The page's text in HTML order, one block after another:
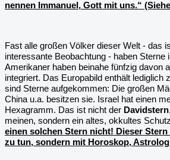
nennen Immanuel, Gott mit uns.“
Fast alle großen Völker dieser Welt - das
interessante Beobachtung - haben Sterne
Amerikaner haben beinahe fünfzig davon
integriert. Das Europabild enthält lediglich
sind Sterne aufgekommen: Die großen
China u.a. besitzen sie. Israel hat einen
Hexagramm. Das ist nicht der Davidstern
meinen, sondern ein altes, okkultes
einen solchen Stern nicht! Dieser
zu tun, sondern mit Horoskop,